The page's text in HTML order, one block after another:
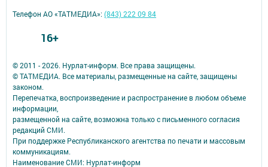
© 2011 - 2026. Нурлат-⁠информ. Все права защищены.
© ТАТМЕДИА. Все материалы, размещенные на сайте, защищены
законом.
Перепечатка, воспроизведение и распространение в любом объеме
информации,
размещенной на сайте, возможна только с письменного согласия
редакций СМИ.
При поддержке Республиканского агентства по печати и массовым
коммуникациям.
Наименование СМИ: Нурлат-⁠информ
Телефон АО «ТАТМЕДИА»:(843) 222 09 84
16+